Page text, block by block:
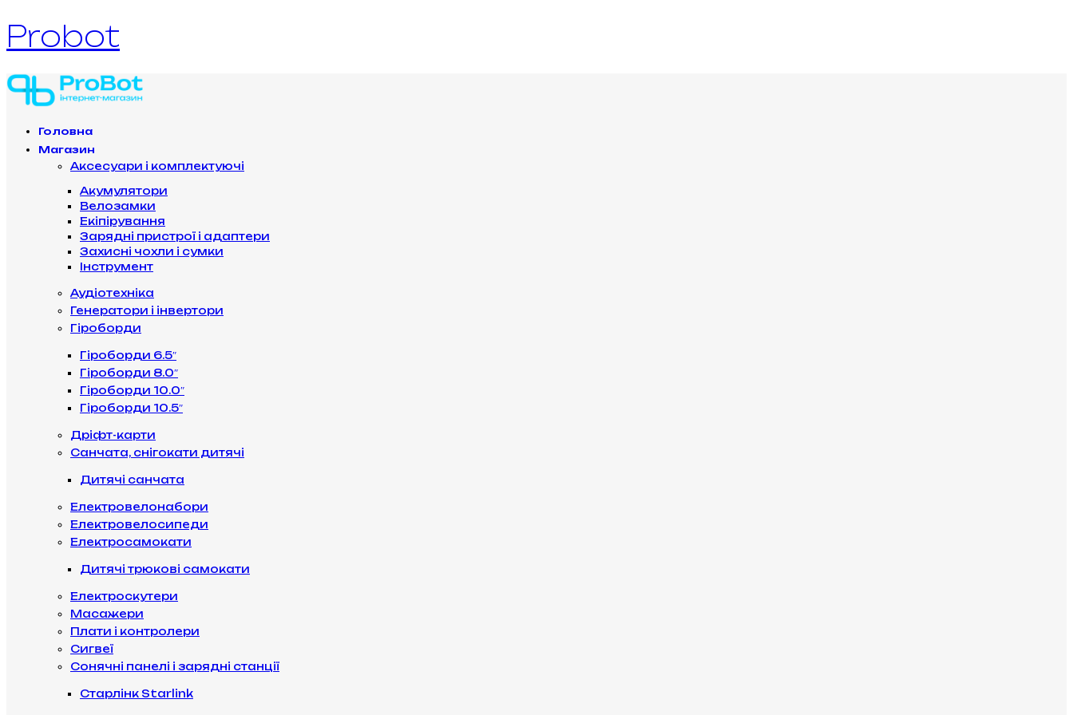
Probot
Головна
Магазин
Аксесуари і комплектуючі
Акумулятори
Велозамки
Екіпірування
Зарядні пристрої і адаптери
Захисні чохли і сумки
Інструмент
Аудіотехніка
Генератори і інвертори
Гіроборди
Гіроборди 6.5″
Гіроборди 8.0″
Гіроборди 10.0″
Гіроборди 10.5″
Дріфт-карти
Санчата, снігокати дитячі
Дитячі санчата
Електровелонабори
Електровелосипеди
Електросамокати
Дитячі трюкові самокати
Електроскутери
Масажери
Плати і контролери
Сигвеї
Сонячні панелі і зарядні станції
Старлінк Starlink